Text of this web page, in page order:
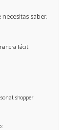
saber.
fácil
shopper